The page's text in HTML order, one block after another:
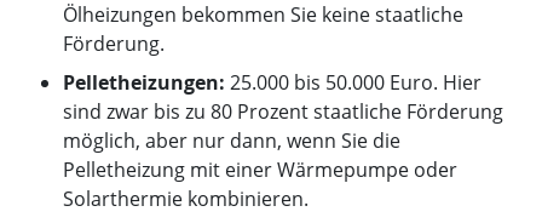
Ölheizungen bekommen Sie keine staatliche
Förderung.
Pelletheizungen: 25.000 bis 50.000 Euro. Hier
sind zwar bis zu 80 Prozent staatliche Förderung
möglich, aber nur dann, wenn Sie die
Pelletheizung mit einer Wärmepumpe oder
Solarthermie kombinieren.